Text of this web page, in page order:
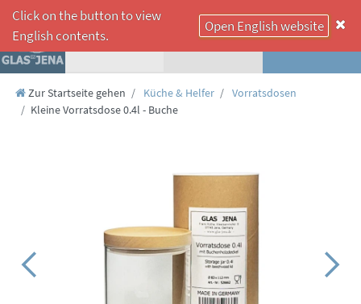
☰
Click on the button to view
English contents.
Open English website
Zur Startseite gehen Küche & Helfer
Vorratsdosen
Kleine Vorratsdose 0.4l - Buche